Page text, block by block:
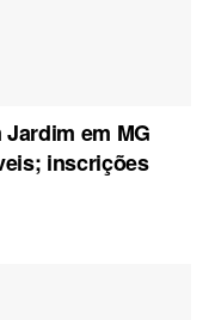
em MG
inscrições